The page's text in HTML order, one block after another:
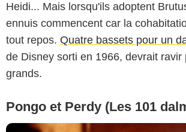
Heidi... Mais lorsqu'ils adoptent
ennuis commencent car la
tout repos. Quatre bassets pour un
de Disney sorti en 1966, devrait ravir
grands.
Pongo et Perdy (Les 101